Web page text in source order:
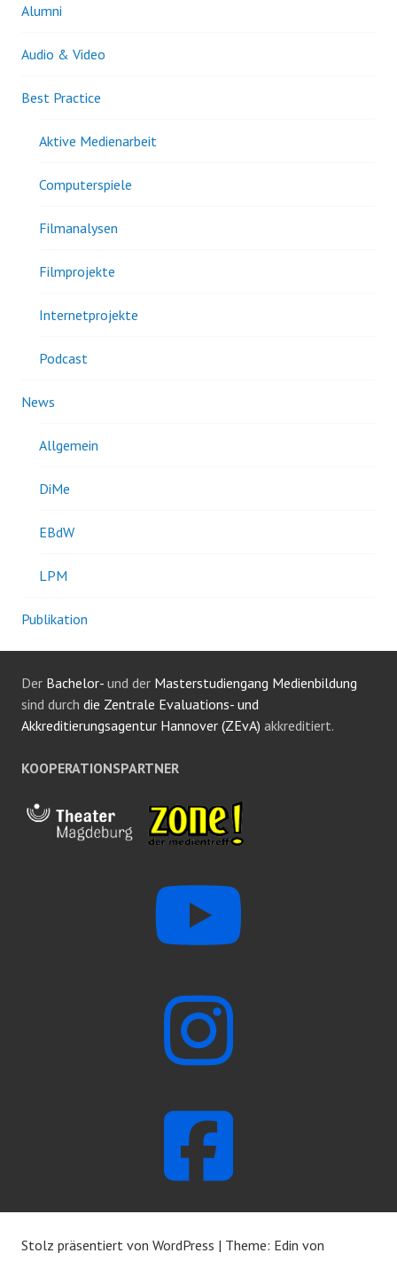
Alumni
Audio & Video
Best Practice
Aktive Medienarbeit
Computerspiele
Filmanalysen
Filmprojekte
Internetprojekte
Podcast
News
Allgemein
DiMe
EBdW
LPM
Publikation
Der Bachelor- und der Masterstudiengang Medienbildung
sind durch die Zentrale Evaluations- und
Akkreditierungsagentur Hannover (ZEvA) akkreditiert.
KOOPERATIONSPARTNER
Stolz präsentiert von WordPress | Theme: Edin von